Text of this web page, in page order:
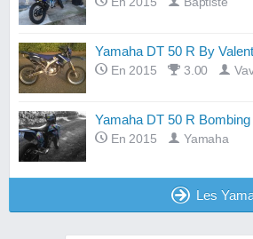
Yamaha DT 50 R By
En 2015 3.00
Yamaha DT 50 R Bombing
En 2015 Yamaha
Les